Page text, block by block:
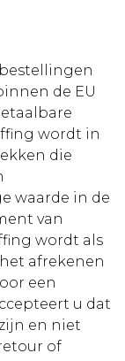
de EU
wordt in
die
waarde in de
van
wordt als
afrekenen
een
u dat
en niet
of